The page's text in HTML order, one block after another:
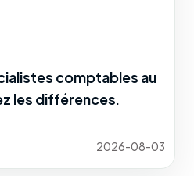
comptables au
les différences.
2026-08-03